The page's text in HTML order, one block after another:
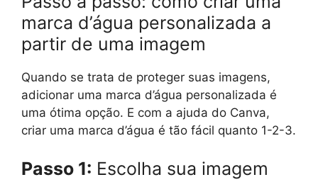
marca d’água personalizada a
partir de uma imagem
Quando se trata de proteger suas imagens,
adicionar uma marca d’água personalizada é
uma ótima opção. E com a ajuda do Canva,
criar uma marca d’água é tão fácil quanto 1-2-3.
Passo 1: Escolha sua imagem